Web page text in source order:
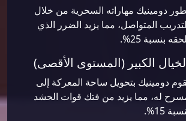
دومينيك مهاراته السحرية من خلال
المتواصل، مما يزيد الضرر الذي
بنسبة 25%.
الكبير (المستوى الأقصى)
دومينيك بتحويل ساحة المعركة إلى
له، مما يزيد من فتك قوات الحشد
15%.